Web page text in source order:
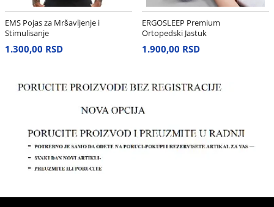
EMS Pojas za Mršavljenje i
Stimulisanje
1.300,00 RSD
ERGOSLEEP Premium
Ortopedski Jastuk
1.900,00 RSD